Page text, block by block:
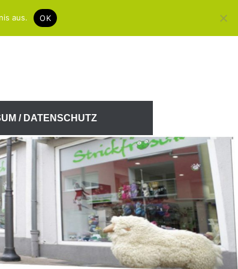
/ DATENSCHUTZ
aus. OK